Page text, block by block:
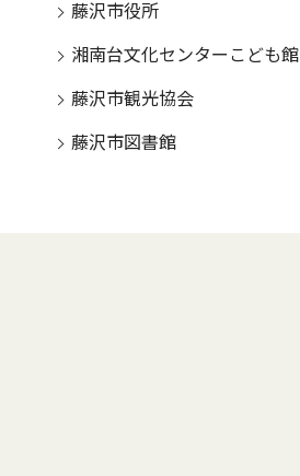
藤沢市役所
湘南台文化センターこども館
藤沢市観光協会
藤沢市図書館